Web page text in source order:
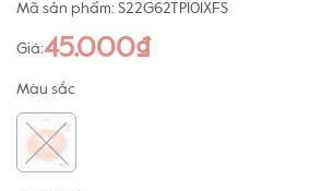
Mã sản phẩm: S22G62TPI01XFS
Giá:45.000₫
Màu sắc